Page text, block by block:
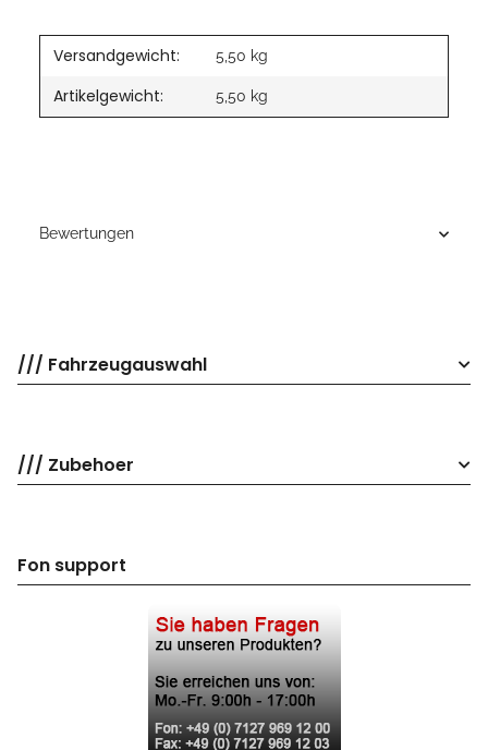
Versandgewicht: 5,50 kg
Artikelgewicht: 5,50 kg
Bewertungen
/// Fahrzeugauswahl
/// Zubehoer
Fon support